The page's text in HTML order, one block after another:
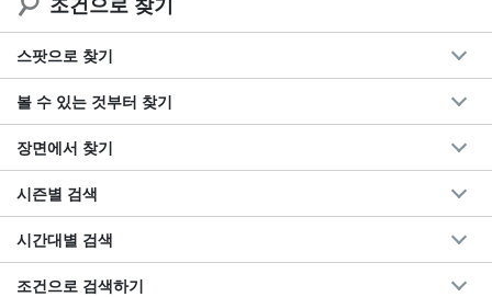
스팟으로 찾기
볼 수 있는 것부터 찾기
장면에서 찾기
시즌별 검색
시간대별 검색
조건으로 검색하기